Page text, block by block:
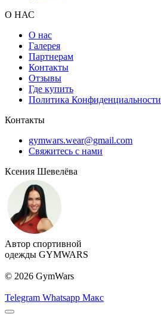
О НАС
О нас
Галерея
Партнерам
Контакты
Отзывы
Где купить
Политика Конфиденциальности
Контакты
gymwars.wear@gmail.com
Свяжитесь с нами
Ксения Шевелёва
Автор спортивной
одежды GYMWARS
© 2026 GymWars
Telegram Whatsapp Макс